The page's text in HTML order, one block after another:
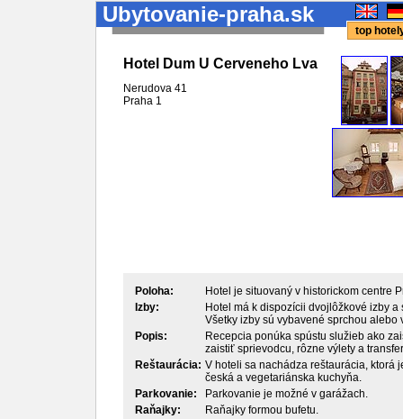
Ubytovanie-praha.sk
top
Hotel Dum U Cerveneho Lva
Nerudova 41
Praha 1
Poloha:
Hotel je situovaný v historickom centre
Izby:
Hotel má k dispozícii dvojlôžkové izby
Všetky izby sú vybavené sprchou alebo
Popis:
Recepcia ponúka spústu služieb ako
zaistiť sprievodcu, rôzne výlety a
Reštaurácia: V hoteli sa nachádza reštaurácia, ktorá
česká a vegetariánska kuchyňa.
Parkovanie:
Parkovanie je možné v garážach.
Raňajky:
Raňajky formou bufetu.